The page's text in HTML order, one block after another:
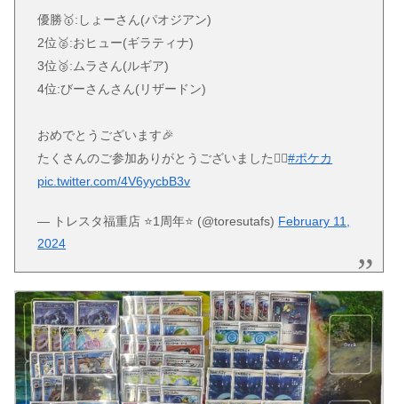
優勝🥇:しょーさん(パオジアン)
2位🥈:おヒュー(ギラティナ)
3位🥉:ムラさん(ルギア)
4位:びーさんさん(リザードン)
おめでとうございます🎉
たくさんのご参加ありがとうございました🙇‍♂️#ポケカ
pic.twitter.com/4V6yycbB3v
— トレスタ福重店 ⭐️1周年⭐️ (@toresutafs) February 11,
2024